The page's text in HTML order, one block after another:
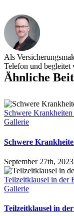
Als
Telefon und begleitet
Ähnliche
Schwere
Gallerie
Schwere
September 27th, 2023
Teilzeitklausel in der
Gallerie
Teilzeitklausel in